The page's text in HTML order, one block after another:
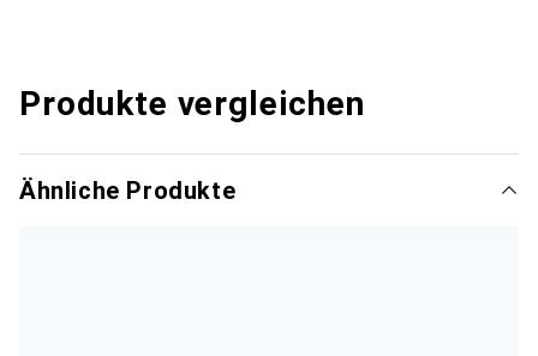
Produkte vergleichen
Ähnliche Produkte